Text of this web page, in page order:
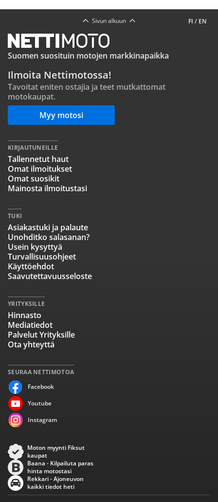
FI / EN
Sivun alkuun
Suomen suosituin motojen markkinapaikka
Ilmoita Nettimotossa!
Tavoitat eniten ostajia ja teet mutkattomat
motokaupat.
Myy motosi
SEURAA NETTIMOTOA
Facebook
Youtube
Instagram
KIRJAUTUNEILLE
Tallennetut haut
Omat ilmoitukset
Omat suosikit
Mainosta ilmoitustasi
TUKI
Asiakastuki ja palaute
Unohditko salasanan?
Usein kysyttyä
Turvallisuusohjeet
Käyttöehdot
Saavutettavuusseloste
YRITYKSILLE
Hinnasto
Mediatiedot
Palvelut Yrityksille
Ota yhteyttä
Moton myynti Fiksut
kaupat
Baana - Kilpailuta paras
hinta motostasi
Rekkari - Ajoneuvon
kaikki tiedot heti